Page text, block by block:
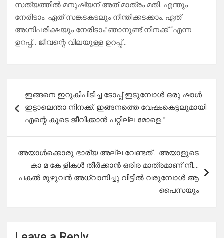
സത്യത്തിൽ മനുഷ്യന് അത് മാത്രം മതി. എന്തും
നേരിടാം. ഏത് സങ്കടകടലും നീന്തിക്കടക്കാം. ഏത്
അഗ്നിപരീക്ഷയും നേരിടാം”ഞാനുണ്ട് നിനക്ക് “എന്ന
ഉറപ്പ്… ജീവന്റെ വിലയുള്ള ഉറപ്പ്…
navigation
ഇങ്ങനെ ഇറുകിപിടിച്ച ടോപ്പ് ഇടുമ്പോൾ ഒരു ഷാൾ
ഇട്ടാലെന്താ നിനക്ക്. ഇങ്ങനത്തെ വേഷംകെട്ടലുമായി
എന്റെ കൂടെ ജീവിക്കാൻ പറ്റില്ല മോളെ..”
അയാൾക്കൊരു ഭാര്യ അല്ല വേണ്ടത്… അയാളുടെ
കാ മ കേ ളികൾ തീർക്കാൻ ഒരിര മാത്രമാണ് നീ….
പകൽ മുഴുവൻ അധ്വാനിച്ചു വീട്ടിൽ വരുമ്പോൾ ആ
പൈസയും